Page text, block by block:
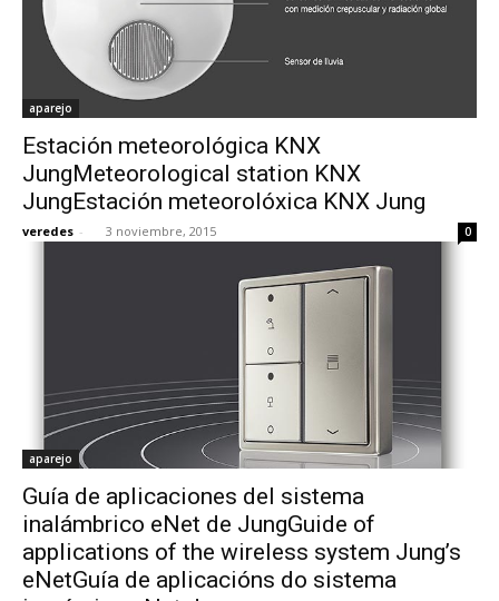
aparejo
Estación meteorológica KNX
JungMeteorological station KNX
JungEstación meteorolóxica KNX Jung
veredes - 3 noviembre, 2015 0
aparejo
Guía de aplicaciones del sistema
inalámbrico eNet de JungGuide of
applications of the wireless system Jung’s
eNetGuía de aplicacións do sistema